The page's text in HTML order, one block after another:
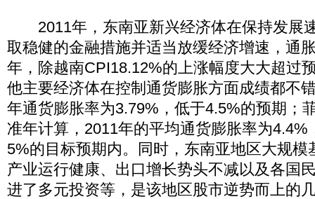
2011年，东南亚新兴经济体在保持发展
取稳健的金融措施并适当放缓经济增速，通
年，除越南CPI18.12%的上涨幅度大大超过
他主要经济体在控制通货膨胀方面成绩都不
年通货膨胀率为3.79%，低于4.5%的预期；
准年计算，2011年的平均通货膨胀率为
5%的目标预期内。同时，东南亚地区大规模
产业运行健康、出口增长势头不减以及各国
进了多元投资等，是该地区股市逆势而上的